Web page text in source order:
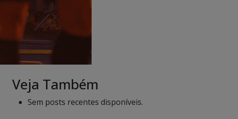
Veja Também
Sem posts recentes disponíveis.